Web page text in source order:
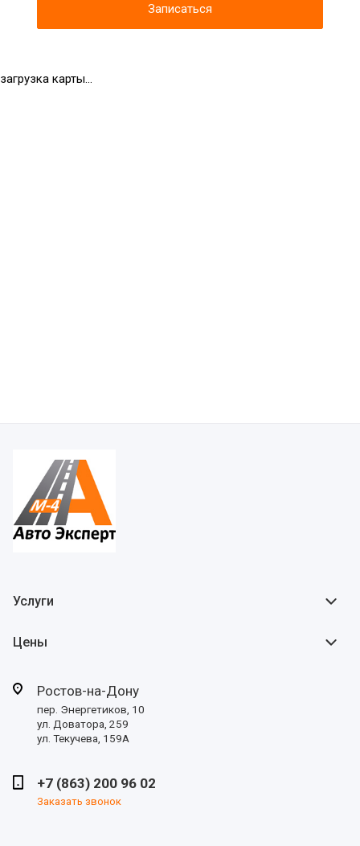
Записаться
загрузка карты...
Услуги
Цены
Ростов-на-Дону
пер. Энергетиков, 10
ул. Доватора, 259
ул. Текучева, 159А
+7 (863) 200 96 02
Заказать звонок